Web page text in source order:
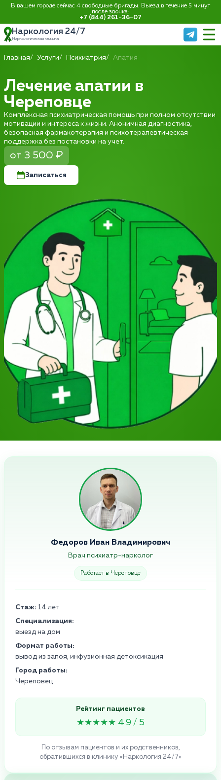
В вашем городе сейчас 4 свободные бригады. Выезд в течение 5 минут
после звонка:
+7 (844) 261-36-07
Наркология 24/7
Наркологическая клиника
Главная Услуги Психиатрия Апатия
Лечение апатии в
Череповце
Комплексная психиатрическая помощь при полном отсутствии
мотивации и интереса к жизни. Анонимная диагностика,
безопасная фармакотерапия и психотерапевтическая
поддержка без постановки на учет.
от 3 500 ₽
Записаться
Федоров Иван Владимирович
Врач психиатр-нарколог
Работает в Череповце
Стаж: 14 лет
Специализация:
выезд на дом
Формат работы:
вывод из запоя, инфузионная детоксикация
Город работы:
Череповец
Рейтинг пациентов
★★★★★ 4.9 / 5
По отзывам пациентов и их родственников,
обратившихся в клинику «Наркология 24/7»